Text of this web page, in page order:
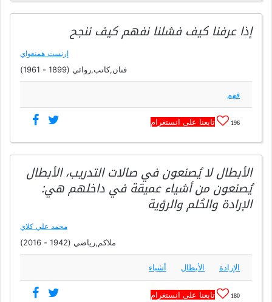
إذا عرفنا كيف فشلنا نفهم كيف ننجح
إرنست همنغواي
فنان,كاتب,روائي (1899 - 1961)
فهم
196 تابعنا على انستغرام
الأبطال لا يُصنعون في صالات التدريب، الأبطال
يُصنعون من أشياء عميقة في داخلهم هي:
الإرادة والحُلم والرؤية
محمد علي كلاي
ملاكم,رياضي (1942 - 2016)
الإرادة الأبطال أشياء
180 تابعنا على انستغرام